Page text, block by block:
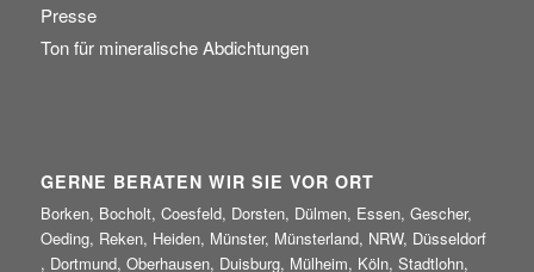
Presse
Ton für mineralische Abdichtungen
GERNE BERATEN WIR SIE VOR ORT
Borken, Bocholt, Coesfeld, Dorsten, Dülmen, Essen, Gescher,
Oeding, Reken, Heiden, Münster, Münsterland, NRW, Düsseldorf
, Dortmund, Oberhausen, Duisburg, Mülheim, Köln, Stadtlohn,